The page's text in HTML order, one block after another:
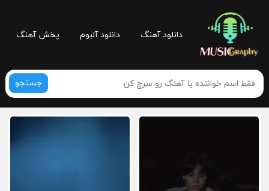
دانلود آهنگ دانلود آلبوم پخش آهنگ
جستجو